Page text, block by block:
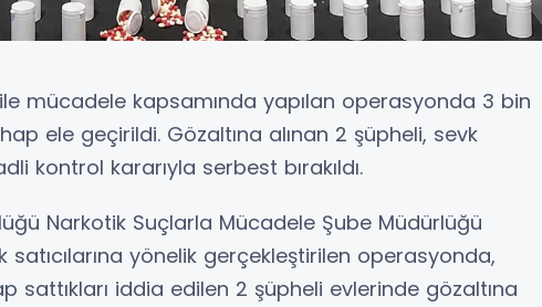
mücadele kapsamında yapılan operasyonda 3 bin
ele geçirildi. Gözaltına alınan 2 şüpheli, sevk
kontrol kararıyla serbest bırakıldı.
Narkotik Suçlarla Mücadele Şube Müdürlüğü
yönelik gerçekleştirilen operasyonda,
sattıkları iddia edilen 2 şüpheli evlerinde gözaltına